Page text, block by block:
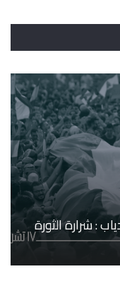
: شرارة الثورة